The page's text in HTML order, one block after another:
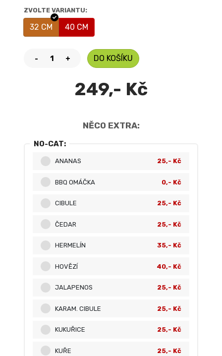
ZVOLTE VARIANTU:
32 CM 40 CM
- + DO KOŠÍKU
249,- Kč
NĚCO EXTRA:
NO-CAT:
ANANAS 25,- Kč
BBQ OMÁČKA 0,- Kč
CIBULE 25,- Kč
ČEDAR 25,- Kč
HERMELÍN 35,- Kč
HOVĚZÍ 40,- Kč
JALAPENOS 25,- Kč
KARAM. CIBULE 25,- Kč
KUKUŘICE 25,- Kč
KUŘE 25,- Kč